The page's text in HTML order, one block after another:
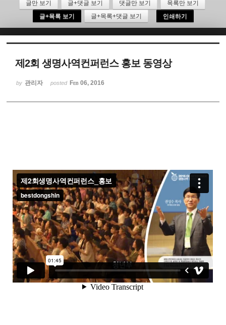
글만 보기 글+댓글 보기 댓글만 보기
목록만 보기
글+목록 보기
글+목록+댓글 보기 인쇄하기
제2회 생명사역컨퍼런스 홍보 동영상
by 관리자 posted Feb 06, 2016
Sketchbook5, 스케치북5
Sketchbook5, 스케치북5